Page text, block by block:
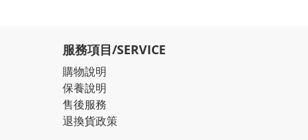
服務項目/SERVICE
購物說明
保養說明
售後服務
退換貨政策